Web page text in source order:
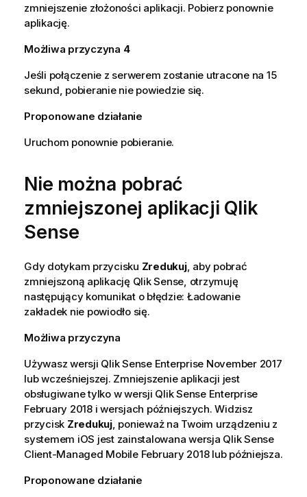
zmniejszenie złożoności aplikacji. Pobierz ponownie
aplikację.
Możliwa przyczyna 4
Jeśli połączenie z serwerem zostanie utracone na 15
sekund, pobieranie nie powiedzie się.
Proponowane działanie
Uruchom ponownie pobieranie.
Nie można pobrać
zmniejszonej aplikacji Qlik
Sense
Gdy dotykam przycisku Zredukuj, aby pobrać
zmniejszoną aplikację Qlik Sense, otrzymuję
następujący komunikat o błędzie: Ładowanie
zakładek nie powiodło się.
Możliwa przyczyna
Używasz wersji Qlik Sense Enterprise November 2017
lub wcześniejszej. Zmniejszenie aplikacji jest
obsługiwane tylko w wersji Qlik Sense Enterprise
February 2018i wersjach późniejszych. Widzisz
przycisk Zredukuj, ponieważ na Twoim urządzeniu z
systemem iOS jest zainstalowana wersja Qlik Sense
Client-Managed Mobile February 2018lub późniejsza.
Proponowane działanie